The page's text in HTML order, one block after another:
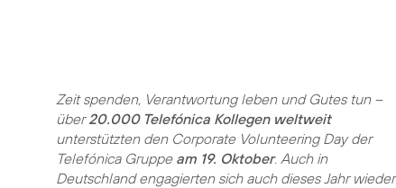
Zeit spenden, Verantwortung leben und Gutes tun –
über20.000 Telefónica Kollegen weltweit
unterstützten den Corporate Volunteering Day der
Telefónica Gruppe am 19. Oktober. Auch in
Deutschland engagierten sich auch dieses Jahr wieder